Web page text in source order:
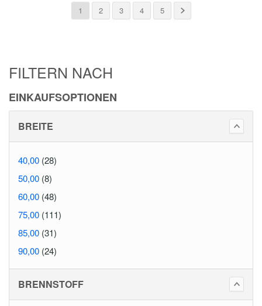
1 2 3 4 5
FILTERN NACH
EINKAUFSOPTIONEN
BREITE
40,00 (28)
50,00 (8)
60,00 (48)
75,00 (111)
85,00 (31)
90,00 (24)
BRENNSTOFF